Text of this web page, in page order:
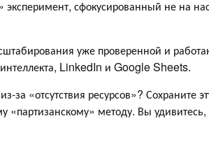
сфокусированный не на
уже проверенной и
LinkedIn и Google Sheets.
за «отсутствия ресурсов»? Сохраните
«партизанскому» методу. Вы